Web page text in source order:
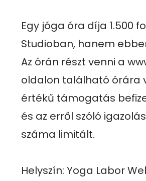
Egy jóga óra díja 1.500
Studioban, hanem
Az órán részt venni a
oldalon található órára
értékű támogatás
és az erről szóló
száma limitált.
Helyszín: Yoga Labor